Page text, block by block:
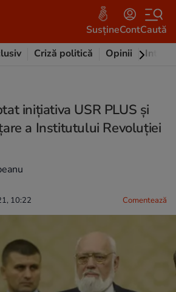
SusțineContCaută
Criză politică Opinii
iniţiativa USR PLUS şi
a Institutului Revoluţiei
10:22 Comentează